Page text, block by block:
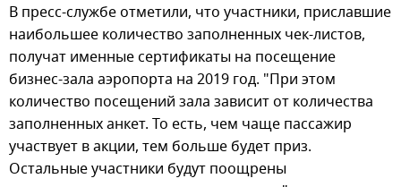
В пресс-службе отметили, что участники, приславшие
наибольшее количество заполненных чек-листов,
получат именные сертификаты на посещение
бизнес-зала аэропорта на 2019 год. "При этом
количество посещений зала зависит от количества
заполненных анкет. То есть, чем чаще пассажир
участвует в акции, тем больше будет приз.
Остальные участники будут поощрены